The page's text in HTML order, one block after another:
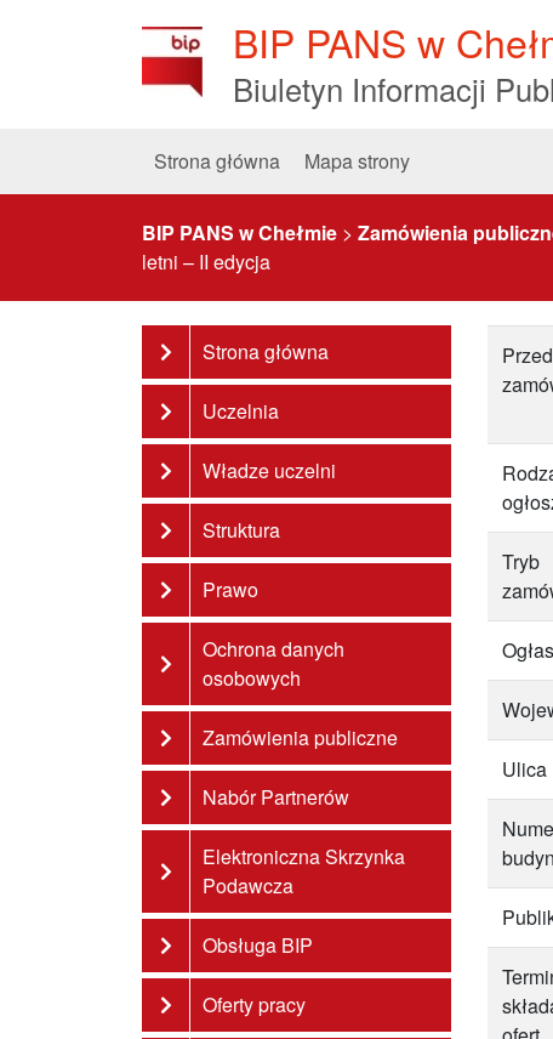
BIP PANS w
Biuletyn Informacji
Strona główna Mapa strony
BIP PANS w Chełmie > Zamówienia
letni – II edycja
Strona główna
Uczelnia
Władze uczelni
Struktura
Prawo
Ochrona danych
osobowych
Zamówienia publiczne
Nabór Partnerów
Elektroniczna Skrzynka
Podawcza
Obsługa BIP
Oferty pracy
Tryb
Ulica